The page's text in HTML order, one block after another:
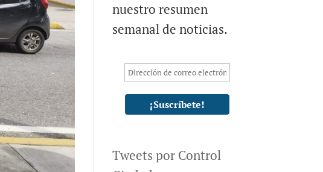
nuestro resumen
semanal de noticias.
Tweets por Control